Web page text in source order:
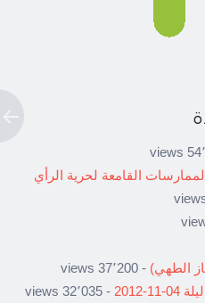
القامعة لحرية الرأي
الطهي) - 37٬200 views
- 32٬035 views